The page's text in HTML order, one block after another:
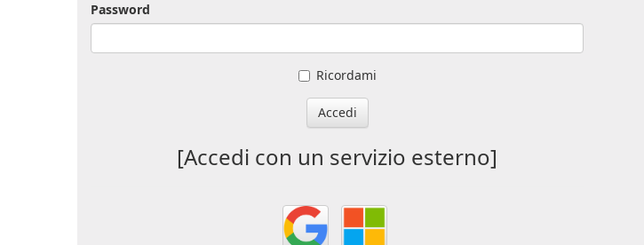
Password
Ricordami
Accedi
[Accedi con un servizio esterno]